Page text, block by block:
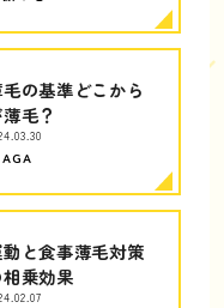
の基準どこから
毛？
AGA
と食事薄毛対策
乗効果